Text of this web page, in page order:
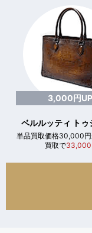
3,000円
ベルルッティ トゥ
単品買取価格30,000円
買取で33,000